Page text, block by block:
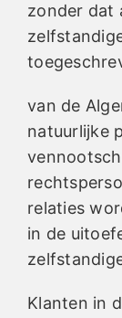
zonder dat
van de
natuurlijke
relaties
in de
Klanten in